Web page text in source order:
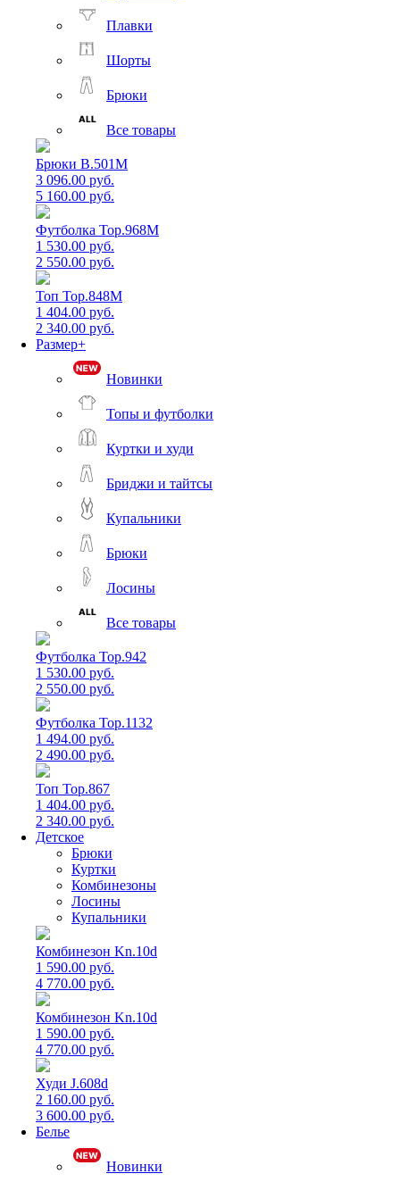
Плавки
Шорты
Брюки
Все товары
Брюки B.501M
3 096.00 руб.
5 160.00 руб.
Футболка Top.968M
1 530.00 руб.
2 550.00 руб.
Топ Top.848M
1 404.00 руб.
2 340.00 руб.
Размер+
Новинки
Топы и футболки
Куртки и худи
Бриджи и тайтсы
Купальники
Брюки
Лосины
Все товары
Футболка Top.942
1 530.00 руб.
2 550.00 руб.
Футболка Top.1132
1 494.00 руб.
2 490.00 руб.
Топ Top.867
1 404.00 руб.
2 340.00 руб.
Детское
Брюки
Куртки
Комбинезоны
Лосины
Купальники
Комбинезон Kn.10d
1 590.00 руб.
4 770.00 руб.
Комбинезон Kn.10d
1 590.00 руб.
4 770.00 руб.
Худи J.608d
2 160.00 руб.
3 600.00 руб.
Белье
Новинки